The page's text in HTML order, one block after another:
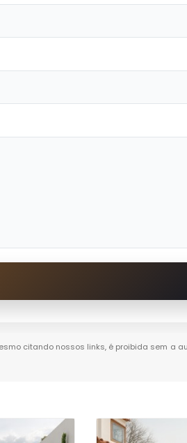
citando nossos links, é proibida sem a